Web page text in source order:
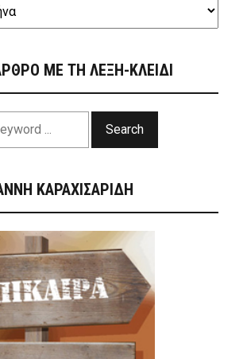
ΜΕ ΤΗ ΛΕΞΗ-ΚΛΕΙΔΙ
Search
ΚΑΡΑΧΙΣΑΡΙΔΗ